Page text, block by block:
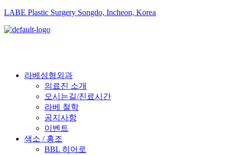
LABE Plastic Surgery Songdo, Incheon, Korea
라베성형외과
의료진 소개
오시는길/진료시간
라베 철학
공지사항
이벤트
색소 / 홍조
BBL 히어로